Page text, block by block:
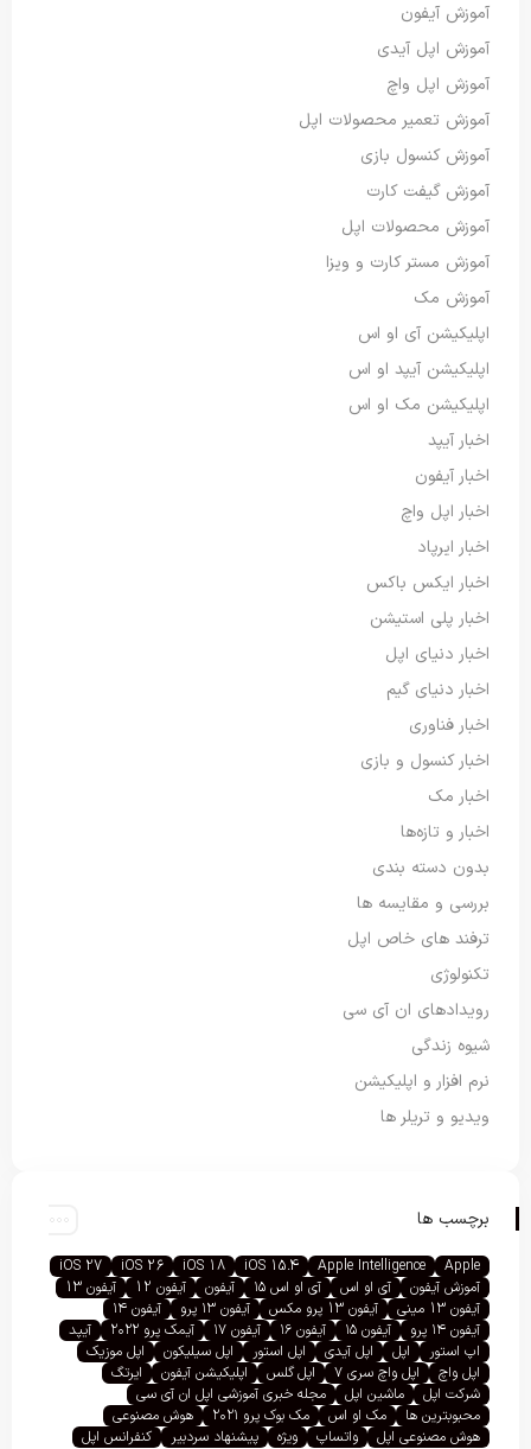
آموزش آیفون
آموزش اپل آیدی
آموزش اپل واچ
آموزش تعمیر محصولات اپل
آموزش کنسول بازی
آموزش گیفت کارت
آموزش محصولات اپل
آموزش مستر کارت و ویزا
آموزش مک
اپلیکیشن آی او اس
اپلیکیشن آیپد او اس
اپلیکیشن مک او اس
اخبار آیپد
اخبار آیفون
اخبار اپل واچ
اخبار ایرپاد
اخبار ایکس باکس
اخبار پلی استیشن
اخبار دنیای اپل
اخبار دنیای گیم
اخبار فناوری
اخبار کنسول و بازی
اخبار مک
اخبار و تازه‌ها
بدون دسته بندی
بررسی و مقایسه ها
ترفند های خاص اپل
تکنولوژی
رویدادهای ان آی سی
شیوه زندگی
نرم افزار و اپلیکیشن
ویدیو و تریلر ها
برچسب ها
Apple
Apple Intelligence
iOS 15.4
iOS 18
iOS 26
iOS 27
آموزش آیفون
آی او اس آی او اس ۱۵ آیفون آیفون 12
آیفون 13
آیفون 13 مینی
آیفون 13 پرو مکس آیفون ۱۳ پرو
آیفون ۱۴
آیفون ۱۴ پرو
آیفون ۱۵ آیفون ۱۶ آیفون ۱۷ آیمک پرو ۲۰۲۲
آیپد
اپ استور
اپل اپل آیدی اپل استور اپل سیلیکون
اپل موزیک
اپل واچ
اپل واچ سری ۷ اپل گلس اپلیکیشن آیفون
ایرتگ
شرکت اپل
ماشین اپل
مجله خبری آموزشی اپل ان آی سی
محبوبترین ها
مک او اس مک بوک پرو ۲۰۲۱
هوش مصنوعی
هوش مصنوعی اپل
واتساپ ویژه پیشنهاد سردبیر کنفرانس اپل